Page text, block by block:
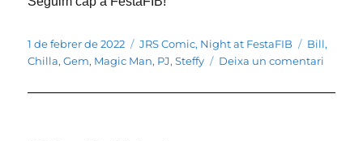
Publicat
el
1 de febrer de 2022 Categories
JRS Comic, Night at FestaFIB Etiquetes
Bill,
Chilla,Gem, Magic Man, PJ,Steffy Deixa un comentari
–